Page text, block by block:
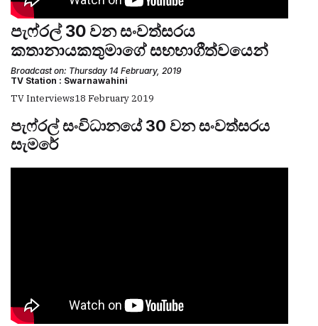
පැෆ්රල් 30 වන සංවත්සරය
කතානායකතුමාගේ සභභාගීත්වයෙන්
Broadcast on: Thursday 14 February, 2019
TV Station : Swarnawahini
TV Interviews18 February 2019
පැෆ්රල් සංවිධානයේ 30 වන සංවත්සරය
සැමරේ